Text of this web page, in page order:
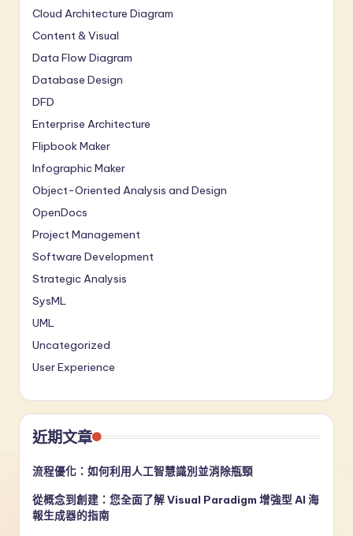
Cloud Architecture Diagram
Content & Visual
Data Flow Diagram
Database Design
DFD
Enterprise Architecture
Flipbook Maker
Infographic Maker
Object-Oriented Analysis and Design
OpenDocs
Project Management
Software Development
Strategic Analysis
SysML
UML
Uncategorized
User Experience
近期文章
流程優化：如何利用人工智慧識別並消除瓶頸
從概念到創建：您全面了解 Visual Paradigm 增強型 AI 海
報生成器的指南